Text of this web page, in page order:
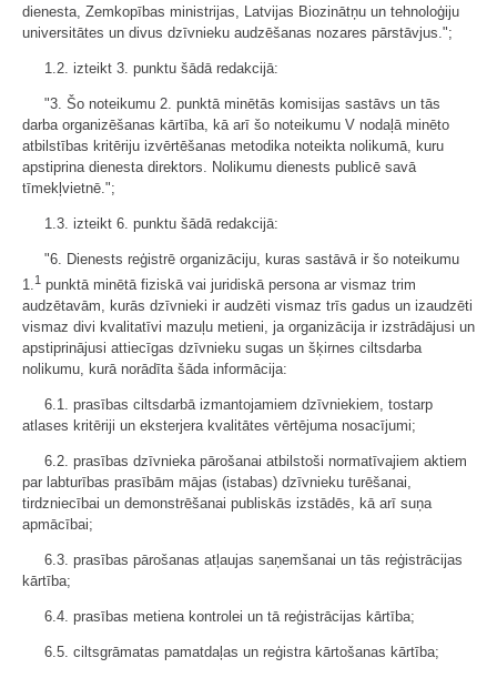
dienesta, Zemkopības ministrijas, Latvijas Biozinātņu un tehnoloģiju
universitātes un divus dzīvnieku audzēšanas nozares pārstāvjus.";
1.2. izteikt 3. punktu šādā redakcijā:
"3. Šo noteikumu 2. punktā minētās komisijas sastāvs un tās
darba organizēšanas kārtība, kā arī šo noteikumu V nodaļā minēto
atbilstības kritēriju izvērtēšanas metodika noteikta nolikumā, kuru
apstiprina dienesta direktors. Nolikumu dienests publicē savā
tīmekļvietnē.";
1.3. izteikt 6. punktu šādā redakcijā:
"6. Dienests reģistrē organizāciju, kuras sastāvā ir šo noteikumu
1.1 punktā minētā fiziskā vai juridiskā persona ar vismaz trim
audzētavām, kurās dzīvnieki ir audzēti vismaz trīs gadus un izaudzēti
vismaz divi kvalitatīvi mazuļu metieni, ja organizācija ir izstrādājusi un
apstiprinājusi attiecīgas dzīvnieku sugas un šķirnes ciltsdarba
nolikumu, kurā norādīta šāda informācija:
6.1. prasības ciltsdarbā izmantojamiem dzīvniekiem, tostarp
atlases kritēriji un eksterjera kvalitātes vērtējuma nosacījumi;
6.2. prasības dzīvnieka pārošanai atbilstoši normatīvajiem aktiem
par labturības prasībām mājas (istabas) dzīvnieku turēšanai,
tirdzniecībai un demonstrēšanai publiskās izstādēs, kā arī suņa
apmācībai;
6.3. prasības pārošanas atļaujas saņemšanai un tās reģistrācijas
kārtība;
6.4. prasības metiena kontrolei un tā reģistrācijas kārtība;
6.5. ciltsgrāmatas pamatdaļas un reģistra kārtošanas kārtība;